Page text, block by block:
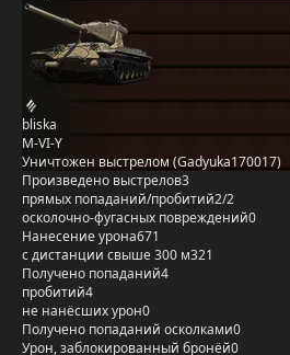
bliska
M-VI-Y
Уничтожен выстрелом (Gadyuka170017)
Произведено выстрелов3
прямых попаданий/пробитий2/2
осколочно-фугасных повреждений0
Нанесение урона671
с дистанции свыше 300 м321
Получено попаданий4
пробитий4
не нанёсших урон0
Получено попаданий осколками0
Урон, заблокированный бронёй0